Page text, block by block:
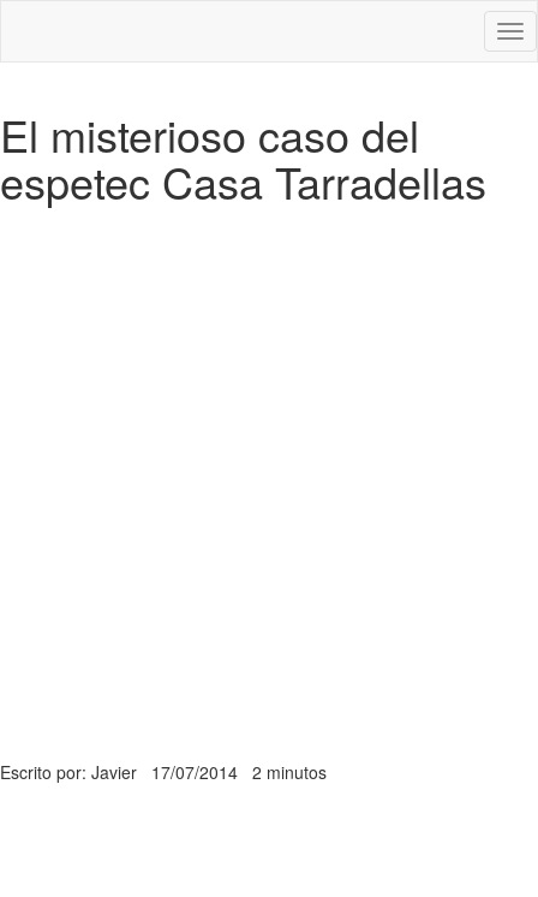
El misterioso caso del
espetec Casa Tarradellas
Escrito por: Javier 17/07/2014 2 minutos